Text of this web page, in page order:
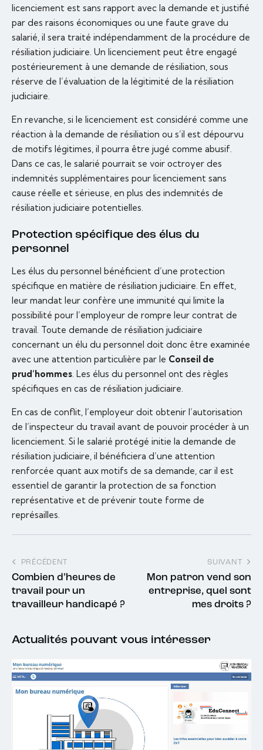
licenciement est sans rapport avec la demande et justifié
par des raisons économiques ou une faute grave du
salarié, il sera traité indépendamment de la procédure de
résiliation judiciaire. Un licenciement peut être engagé
postérieurement à une demande de résiliation, sous
réserve de l’évaluation de la légitimité de la résiliation
judiciaire.
En revanche, si le licenciement est considéré comme une
réaction à la demande de résiliation ou s’il est dépourvu
de motifs légitimes, il pourra être jugé comme abusif.
Dans ce cas, le salarié pourrait se voir octroyer des
indemnités supplémentaires pour licenciement sans
cause réelle et sérieuse, en plus des indemnités de
résiliation judiciaire potentielles.
Protection spécifique des élus du
personnel
Les élus du personnel bénéficient d’une protection
spécifique en matière de résiliation judiciaire. En effet,
leur mandat leur confère une immunité qui limite la
possibilité pour l’employeur de rompre leur contrat de
travail. Toute demande de résiliation judiciaire
concernant un élu du personnel doit donc être examinée
avec une attention particulière par le Conseil de
prud’hommes. Les élus du personnel ont des règles
spécifiques en cas de résiliation judiciaire.
En cas de conflit, l’employeur doit obtenir l’autorisation
de l’inspecteur du travail avant de pouvoir procéder à un
licenciement. Si le salarié protégé initie la demande de
résiliation judiciaire, il bénéficiera d’une attention
renforcée quant aux motifs de sa demande, car il est
essentiel de garantir la protection de sa fonction
représentative et de prévenir toute forme de
représailles.
PRÉCÉDENT
Combien d’heures de
travail pour un
travailleur handicapé ?
SUIVANT
Mon patron vend son
entreprise, quel sont
mes droits ?
Actualités pouvant vous intéresser